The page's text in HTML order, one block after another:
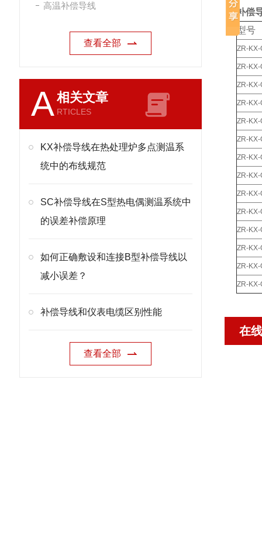
高温补偿导线
查看全部
A相关文章
RTICLES
KX补偿导线在热处理炉多点测温系
统中的布线规范
SC补偿导线在S型热电偶测温系统中
的误差补偿原理
如何正确敷设和连接B型补偿导线以
减小误差？
补偿导线和仪表电缆区别性能
查看全部
补偿
型号
ZR-KX-
ZR-KX-
ZR-KX-
ZR-KX-
ZR-KX-
ZR-KX-
ZR-KX-
ZR-KX-
ZR-KX-
ZR-
ZR-KX-
ZR-KX-
ZR-KX-
ZR-
在